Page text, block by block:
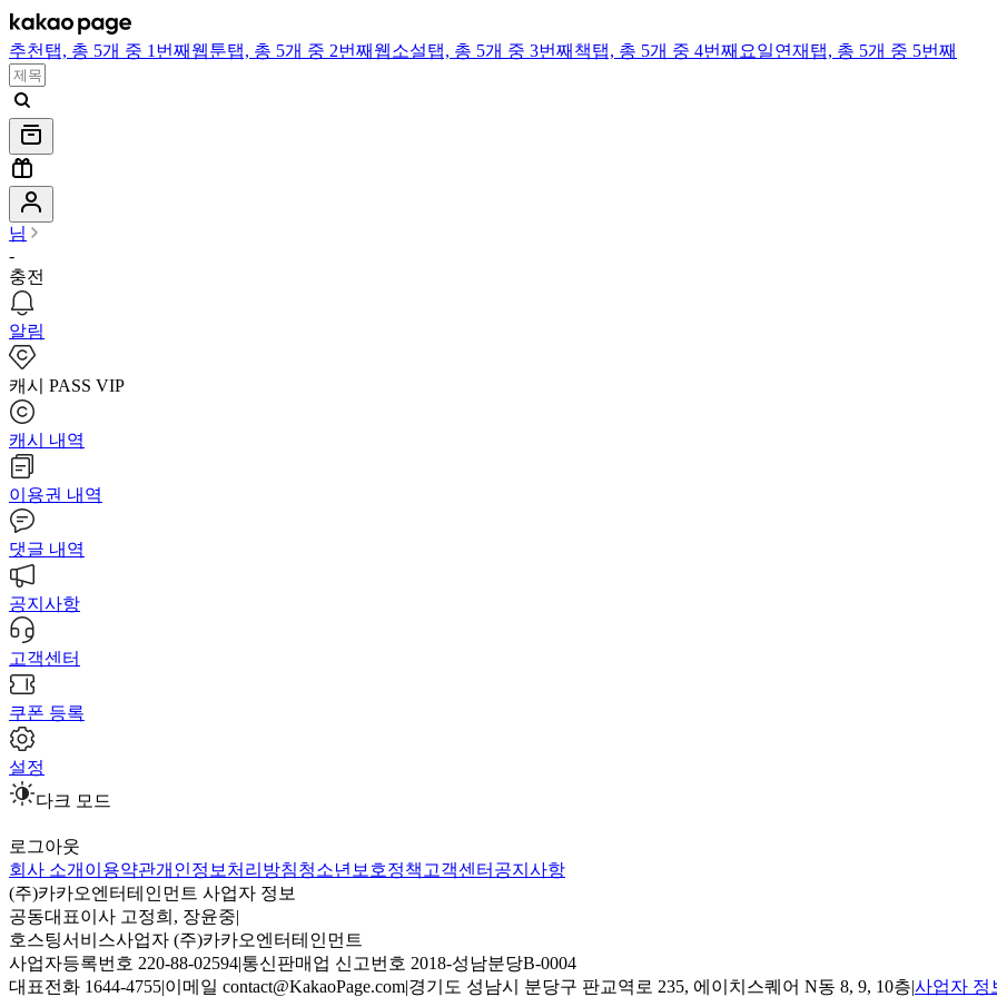
추천 탭, 총 5개 중 1번째 웹툰탭, 총 5개 중 2번째 웹소설탭, 총 5개 중 3번째 책탭, 총 5개 중 4번째 요일연재 탭, 총 5개 중 5번째
님
-
충전
알림
캐시 PASS VIP
캐시 내역
이용권 내역
댓글 내역
공지사항
고객센터
쿠폰 등록
설정
다크 모드
로그아웃
회사 소개 이용약관개인정보처리방침청소년보호정책 고객센터 공지사항
(주)카카오엔터테인먼트 사업자 정보
공동대표이사 고정희, 장윤중|
호스팅서비스사업자 (주)카카오엔터테인먼트
사업자등록번호 220-88-02594|통신판매업 신고번호 2018-성남분당B-0004
대표전화 1644-4755|이메일 contact@KakaoPage.com|경기도 성남시 분당구 판교역로 235, 에이치스퀘어 N동 8, 9, 10층|사업자 정